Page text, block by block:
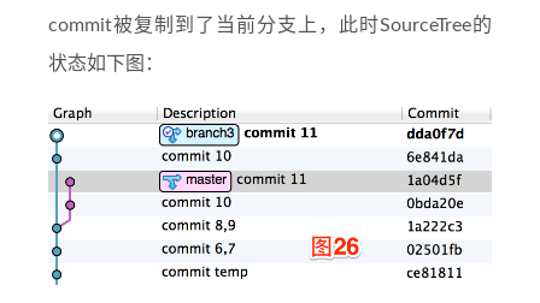
commit被复制到了当前分支上，此时SourceTree的
状态如下图：